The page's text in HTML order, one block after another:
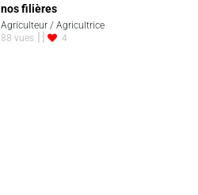
nos filières
Agriculteur / Agricultrice
88 vues
4